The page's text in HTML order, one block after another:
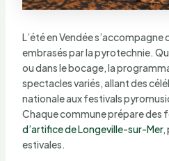
L’été en Vendée s’accompagne
embrasés par la pyrotechnie.
ou dans le bocage, la
spectacles variés, allant des
nationale aux festivals
Chaque commune prépare des
d’artifice de Longeville-sur-Mer,
estivales.